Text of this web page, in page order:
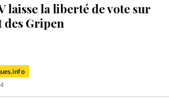
laisse la liberté de vote sur
des Gripen